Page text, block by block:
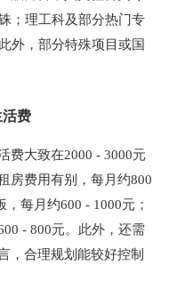
；理工科及部分热门专
外，部分特殊项目或国
费
费大致在2000 - 3000元
房费用有别，每月约800
每月约600 - 1000元；
- 800元。此外，还需
，合理规划能较好控制